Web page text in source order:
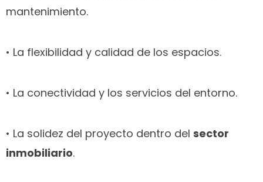
mantenimiento.
• La flexibilidad y calidad de los espacios.
• La conectividad y los servicios del entorno.
• La solidez del proyecto dentro del sector
inmobiliario.